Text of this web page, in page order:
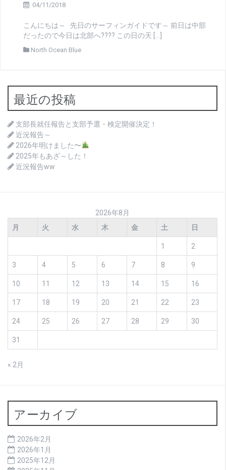
04/11/2018
こんにちは～ 先日のサーフィンガイドです～ 前日は中部
だったので今日は北部へ???? この日の天 […]
North Ocean Blue
最近の投稿
支部長就任報告と支部予選・検定開催決定！
近況報告～
2026年明けました〜
2025年もあざ～した！
近況報告ww
2026年8月
月
火 水 木 金 土 日
1 2
3 4 5 6 7 8 9
10 11 12 13 14 15 16
17 18 19 20 21 22 23
24 25 26 27 28 29 30
31
« 2月
アーカイブ
2026年2月
2026年1月
2025年12月